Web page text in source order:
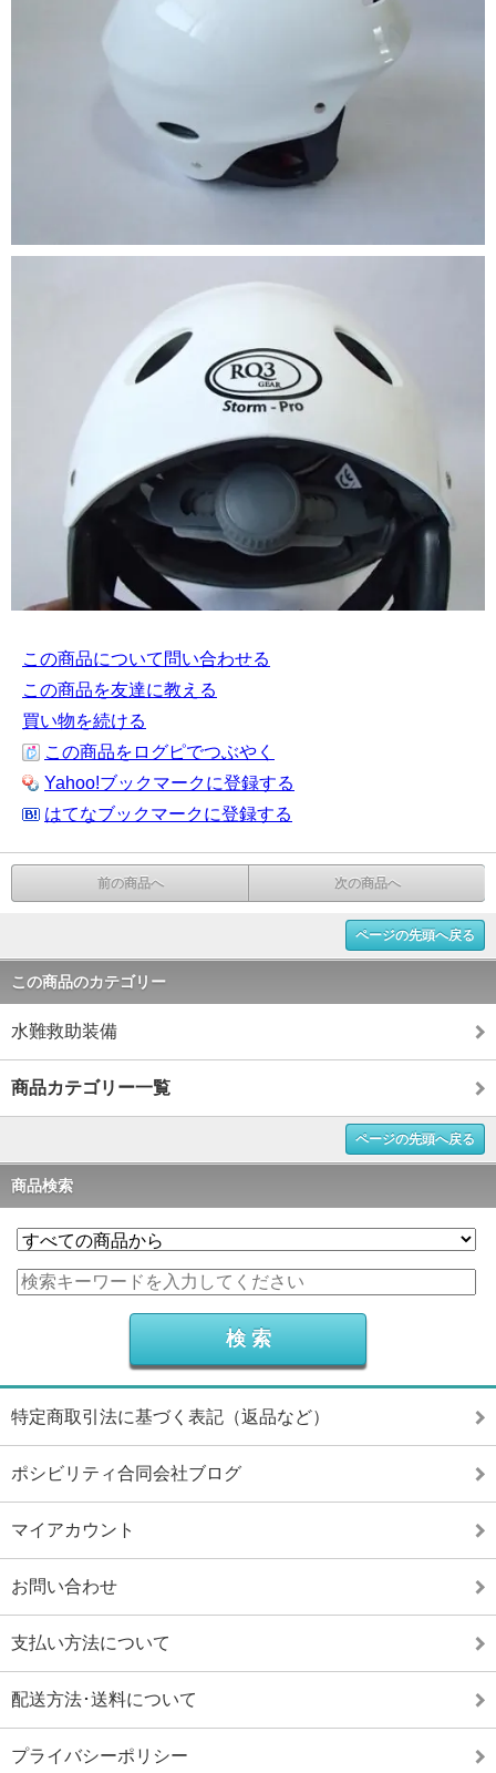
この商品について問い合わせる
この商品を友達に教える
買い物を続ける
この商品をログピでつぶやく
Yahoo!ブックマークに登録する
はてなブックマークに登録する
前の商品へ 次の商品へ
ページの先頭へ戻る
この商品のカテゴリー
水難救助装備
商品カテゴリー一覧
ページの先頭へ戻る
商品検索
特定商取引法に基づく表記（返品など）
ポシビリティ合同会社ブログ
マイアカウント
お問い合わせ
支払い方法について
配送方法･送料について
プライバシーポリシー